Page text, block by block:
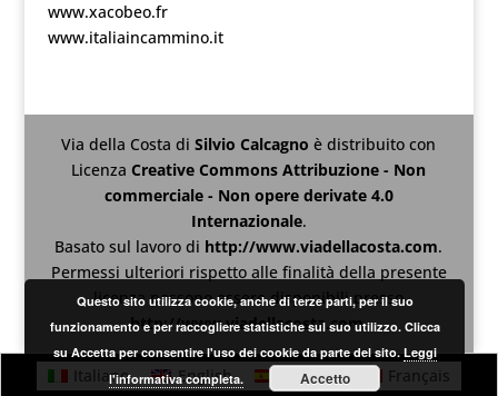
www.xacobeo.fr
www.italiaincammino.it
Via della Costa diSilvio Calcagnoè distribuito con
LicenzaCreative Commons Attribuzione - Non
commerciale - Non opere derivate 4.0
Internazionale.
Basato sul lavoro di http://www.viadellacosta.com.
Permessi ulteriori rispetto alle finalità della presente
licenza possono essere disponibili presso
http://www.viadellacosta.com.
Italiano English Español Français
Questo sito utilizza cookie, anche di terze parti, per il suo
funzionamento e per raccogliere statistiche sul suo utilizzo. Clicca
su Accetta per consentire l'uso dei cookie da parte del sito.Leggi
l'informativa completa.
Accetto